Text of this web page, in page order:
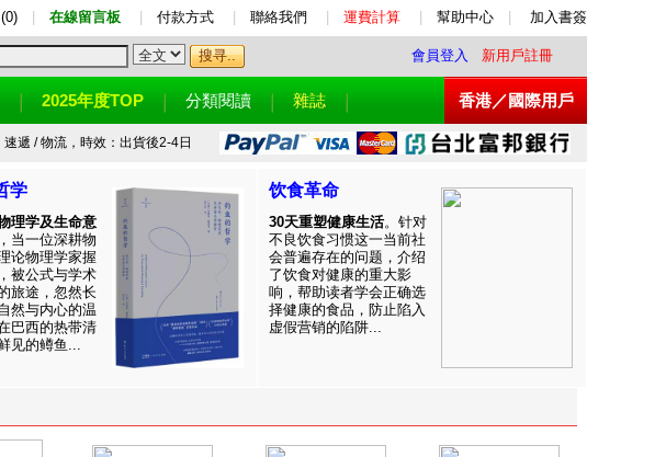
(0) 在線留言板 付款方式 聯絡我們 運費計算 幫助中心 加入書簽
會員登入 新用戶註冊
2025年度TOP 分類閱讀 雜誌 香港／國際用戶
速遞 / 物流，時效：出貨後2-4日
学
理学及生命意
，当一位深耕物
论物理学家握
被公式与学术
旅途，忽然长
然与内心的温
巴西的热带清
见的鳟鱼...
饮食革命
30天重塑健康生活。针对
不良饮食习惯这一当前社
会普遍存在的问题，介绍
了饮食对健康的重大影
响，帮助读者学会正确选
择健康的食品，防止陷入
虚假营销的陷阱...